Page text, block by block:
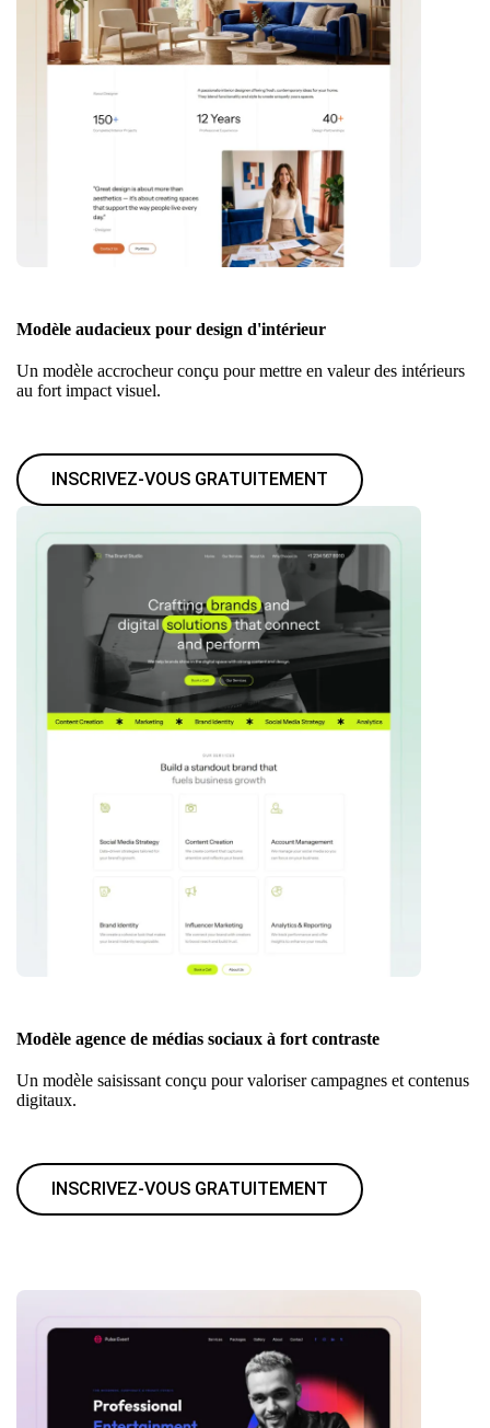
Modèle audacieux pour design d'intérieur
Un modèle accrocheur conçu pour mettre en valeur des intérieurs
au fort impact visuel.
INSCRIVEZ-VOUS GRATUITEMENT
Modèle agence de médias sociaux à fort contraste
Un modèle saisissant conçu pour valoriser campagnes et contenus
digitaux.
INSCRIVEZ-VOUS GRATUITEMENT